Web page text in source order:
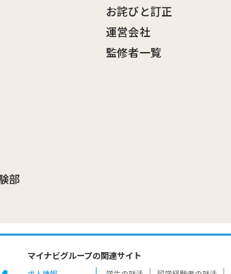
部
お詫びと訂正
運営会社
監修者一覧
マイナビグループの関連サイト